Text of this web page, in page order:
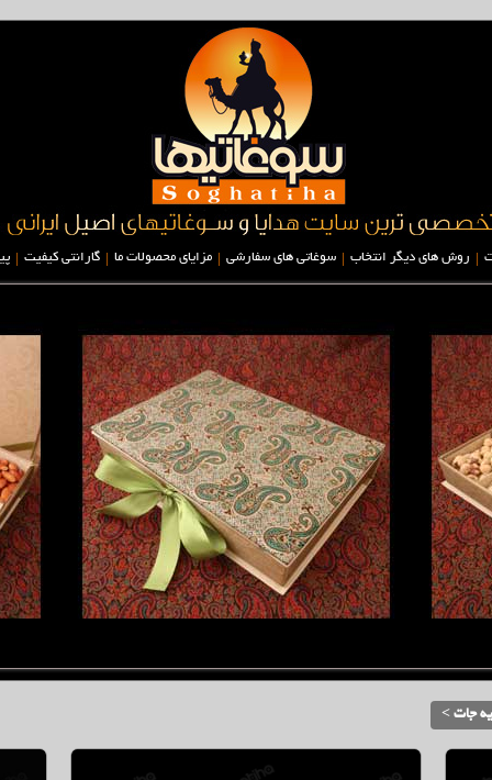
| روش های دیگر انتخاب | سوغاتی های سفارشی | مزایای محصولات ما | گارانتی کیفیت |
جات